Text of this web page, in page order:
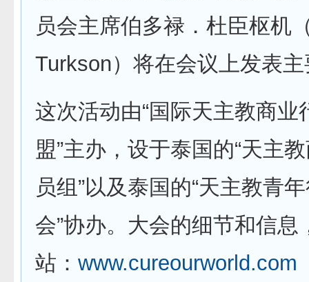
员会主席伯多禄．杜臣枢机
Turkson）将在会议上发表
这次活动由“国际天主教商业
盟”主办，设于泰国的“天主
员组”以及泰国的“天主教青
会”协办。大会的细节和信息
站： www.cureourworld.com